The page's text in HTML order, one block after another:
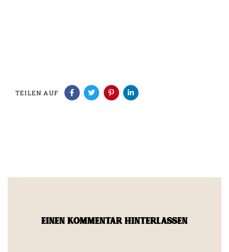
TEILEN AUF
EINEN KOMMENTAR HINTERLASSEN